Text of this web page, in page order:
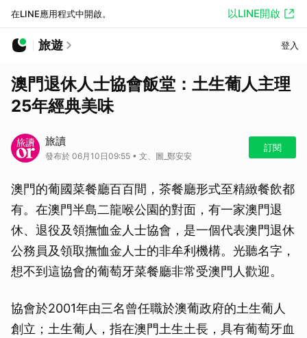
在LINE應用程式中開啟。 以LINE開啟
旅遊 登入
澳門退休人士協會飯堂：土生葡人主理
25年經典美味
旅讀
發布於 06月10日09:55 • 文、圖_鄭安安
訂閱
澳門的葡國菜餐廳百百間，茶餐廳形式至精緻餐飲都
有。在澳門半島二龍喉公園的對面，有一家澳門退
休、退役及領撫恤金人士協會，是一個代表澳門退休
公務員及領取撫恤金人士的非牟利機構。光聽名字，
想不到這協會的葡萄牙菜餐廳非常受澳門人歡迎。
協會於2001年由三名曾任職於澳葡政府的土生葡人
創立；土生葡人，指在澳門土生土長，具有葡萄牙血